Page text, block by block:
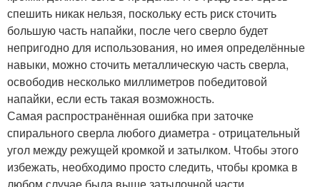
спешить никак нельзя, поскольку есть риск сточить
большую часть напайки, после чего сверло будет
непригодно для использования, но имея определённые
навыки, можно сточить металлическую часть сверла,
освободив несколько миллиметров победитовой
напайки, если есть такая возможность.
Самая распространённая ошибка при заточке
спирального сверла любого диаметра - отрицательный
угол между режущей кромкой и затылком. Чтобы этого
избежать, необходимо просто следить, чтобы кромка в
любом случае была выше затылочной части.